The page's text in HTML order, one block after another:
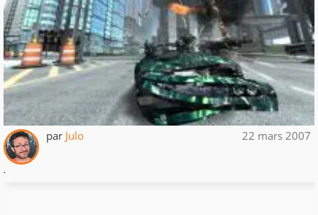
par Julo 22 mars 2007
.